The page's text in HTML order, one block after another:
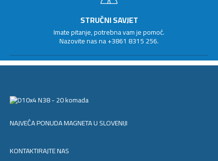
STRUČNI SAVJET
Imate pitanje, potrebna vam je pomoć.
Nazovite nas na+3861 8315 256.
NAJVEĆA PONUDA MAGNETA U SLOVENIJI
KONTAKTIRAJTE NAS